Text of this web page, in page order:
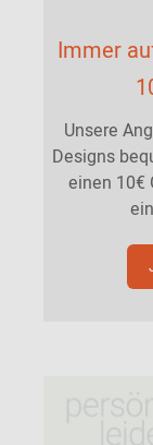
Immer
Unsere
Designs
einen 10€